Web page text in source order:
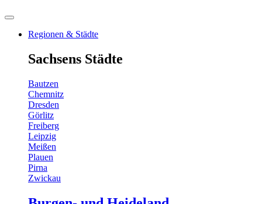
Regionen & Städte
Sachsens Städte
Bautzen
Chemnitz
Dresden
Görlitz
Freiberg
Leipzig
Meißen
Plauen
Pirna
Zwickau